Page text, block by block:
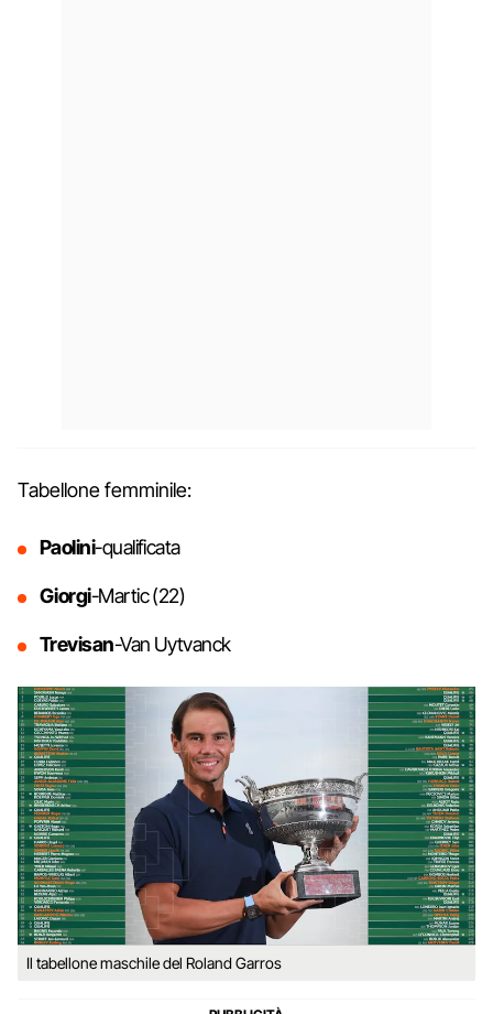
Tabellone femminile:
Paolini-qualificata
Giorgi-Martic (22)
Trevisan-Van Uytvanck
Il tabellone maschile del Roland Garros